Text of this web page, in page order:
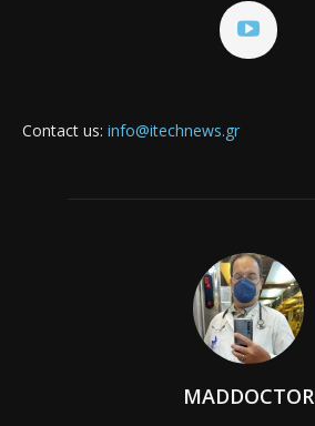
Contact us: info@itechnews.gr
MADDOCTOR